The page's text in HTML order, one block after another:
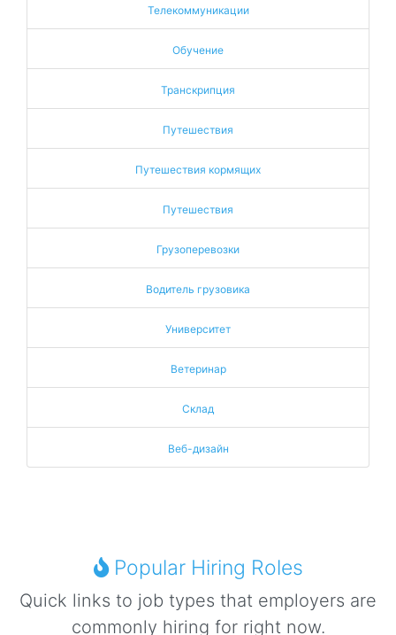
Телекоммуникации
Обучение
Транскрипция
Путешествия
Путешествия кормящих
Путешествия
Грузоперевозки
Водитель грузовика
Университет
Ветеринар
Склад
Веб-дизайн
Popular Hiring Roles
Quick links to job types that employers are
commonly hiring for right now.